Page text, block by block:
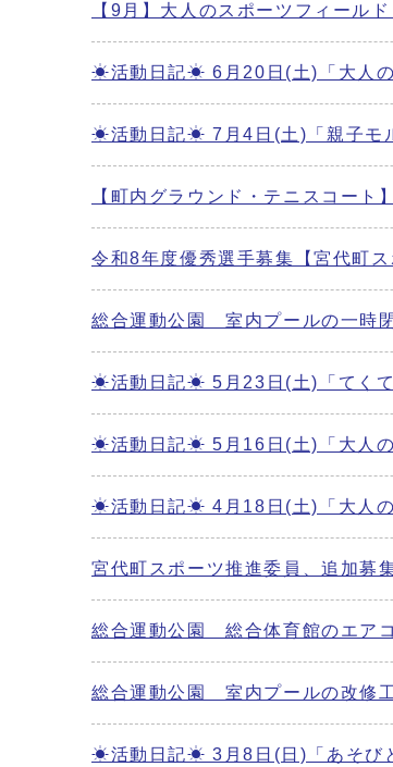
【9月】大人のスポーツフィール
☀活動日記☀ 6月20日(土)「大人の
☀活動日記☀ 7月4日(土)「親子モ
【町内グラウンド・テニスコー
令和8年度優秀選手募集【宮代町ス
総合運動公園 室内プールの一時
☀活動日記☀ 5月23日(土)「てくて
☀活動日記☀ 5月16日(土)「大人の
☀活動日記☀ 4月18日(土)「大人の
宮代町スポーツ推進委員、追加募
総合運動公園 総合体育館のエア
総合運動公園 室内プールの改修
☀活動日記☀ 3月8日(日)「あそび